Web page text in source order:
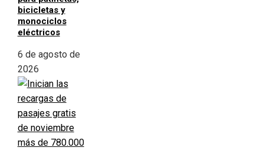
bicicletas y
monociclos
eléctricos
6 de agosto de
2026